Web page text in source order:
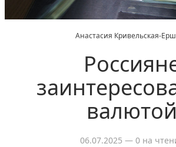
Анастасия Кривельская-
валютой
06.07.2025 — 0 на